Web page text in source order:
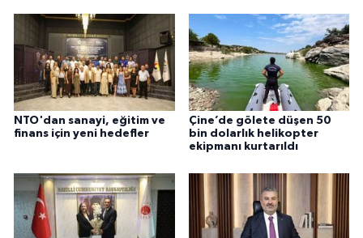
NTO'dan sanayi, eğitim ve
finans için yeni hedefler
Çine’de gölete düşen 50
bin dolarlık helikopter
ekipmanı kurtarıldı